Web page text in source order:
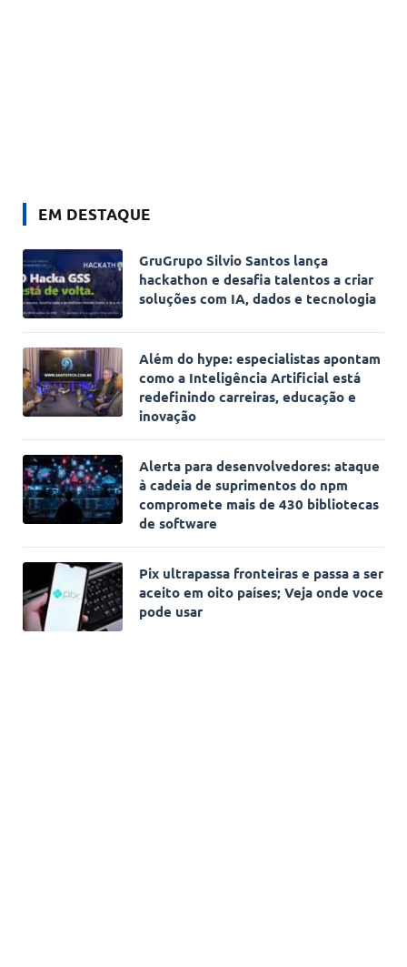
EM DESTAQUE
GruGrupo Silvio Santos lança
hackathon e desafia talentos a criar
soluções com IA, dados e tecnologia
Além do hype: especialistas apontam
como a Inteligência Artificial está
redefinindo carreiras, educação e
inovação
Alerta para desenvolvedores: ataque
à cadeia de suprimentos do npm
compromete mais de 430 bibliotecas
de software
Pix ultrapassa fronteiras e passa a ser
aceito em oito países; Veja onde voce
pode usar